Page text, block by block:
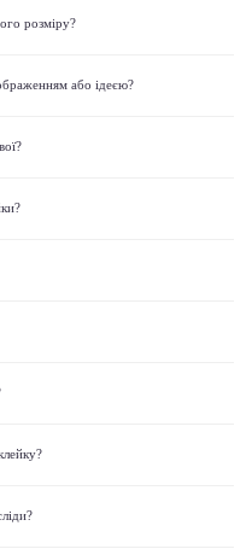
розміру?
або ідеєю?